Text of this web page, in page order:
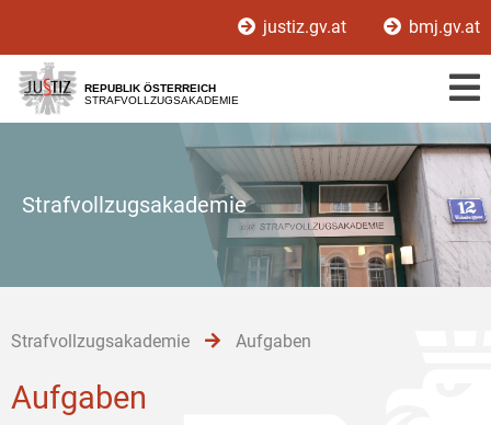
[1]
[2]
[3]
justiz.gv.at bmj.gv.at
REPUBLIK ÖSTERREICH
STRAFVOLLZUGSAKADEMIE
Strafvollzugsakademie
Strafvollzugsakademie Aufgaben
Aufgaben